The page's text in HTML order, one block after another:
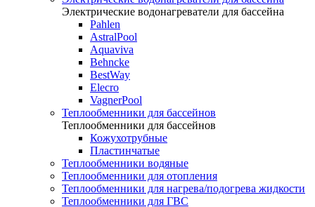
Электрические водонагреватели для бассейна
Pahlen
AstralPool
Aquaviva
Behncke
BestWay
Elecro
VagnerPool
Теплообменники для бассейнов
Теплообменники для бассейнов
Кожухотрубные
Пластинчатые
Теплообменники водяные
Теплообменники для отопления
Теплообменники для нагрева/подогрева жидкости
Теплообменники для ГВС